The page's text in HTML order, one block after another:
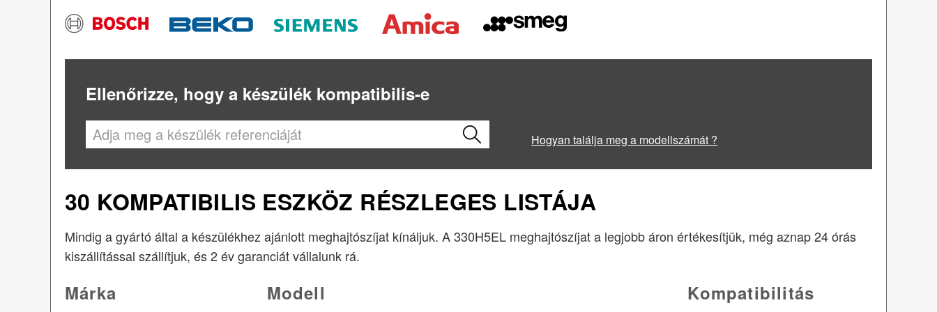
Ellenőrizze, hogy a készülék kompatibilis-e
Hogyan találja meg a modellszámát ?
30 KOMPATIBILIS ESZKÖZ RÉSZLEGES LISTÁJA
Mindig a gyártó által a készülékhez ajánlott meghajtószíjat kínáljuk. A 330H5EL meghajtószíjat a legjobb áron értékesítjük, még aznap 24 órás
kiszállítással szállítjuk, és 2 év garanciát vállalunk rá.
Márka Modell Kompatibilitás